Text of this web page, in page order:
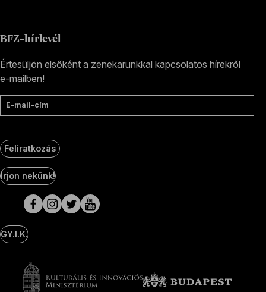
BFZ-hírlevél
Értesüljön elsőként a zenekarunkkal kapcsolatos hírekről
e-mailben!
E-mail-cím
Feliratkozás
Social
Media
oldalak
Írjon nekünk!
GY.I.K.